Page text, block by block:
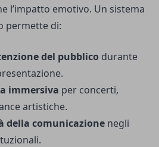
l’impatto emotivo. Un sistema
permette di:
del pubblico durante
immersiva per concerti,
artistiche.
della comunicazione negli